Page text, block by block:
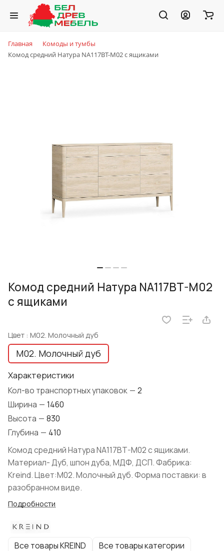
Главная
Комоды и тумбы
Комод средний Натура NA117BT-M02 с ящиками
Комод средний Натура NA117BT-M02
с ящиками
Цвет : M02. Молочный дуб
M02. Молочный дуб
Характеристики
Кол-во транспортных упаковок — 2
Ширина — 1460
Высота — 830
Глубина — 410
Комод средний Натура NA117BT-M02 с ящиками.
Материал- Дуб, шпон дуба, МДФ, ДСП. Фабрика:
Kreind. Цвет:M02. Молочный дуб. Форма поставки: в
разобранном виде.
Подробности
Все товары KREIND Все товары категории